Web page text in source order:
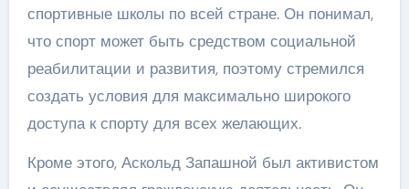
спортивные школы по всей стране. Он понимал,
что спорт может быть средством социальной
реабилитации и развития, поэтому стремился
создать условия для максимально широкого
доступа к спорту для всех желающих.
Кроме этого, Аскольд Запашной был активистом